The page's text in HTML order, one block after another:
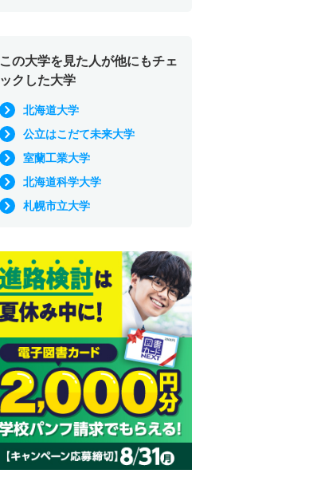
この大学を見た人が他にもチェ
ックした大学
北海道大学
公立はこだて未来大学
室蘭工業大学
北海道科学大学
札幌市立大学